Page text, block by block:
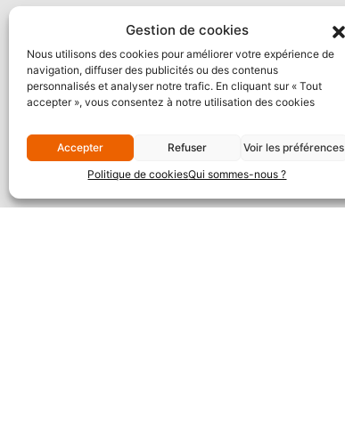
Gestion de cookies
Nous utilisons des cookies pour améliorer votre expérience de
navigation, diffuser des publicités ou des contenus
personnalisés et analyser notre trafic. En cliquant sur « Tout
accepter », vous consentez à notre utilisation des cookies
Accepter Refuser
Voir les préférences
Politique de cookiesQui sommes-nous ?